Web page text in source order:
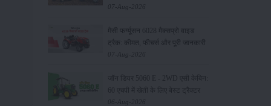
यूनिट्स बेचे
07-Aug-2026
मैसी फर्ग्यूसन 6028 मैक्सप्रो वाइड
ट्रैक: कीमत, फीचर्स और पूरी जानकारी
07-Aug-2026
जॉन डियर 5060 E - 2WD एसी केबिन:
60 एचपी में खेती के लिए बेस्ट ट्रैक्टर
06-Aug-2026